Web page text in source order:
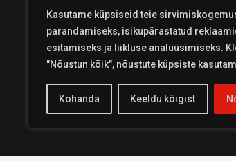
Kasutame küpsiseid teie
parandamiseks, isikupärastatud
esitamiseks ja liikluse analüüsimiseks.
"Nõustun kõik", nõustute küpsiste
Kohanda Keeldu kõigist
Copyright © 2026 Coolest Crosskart Shop